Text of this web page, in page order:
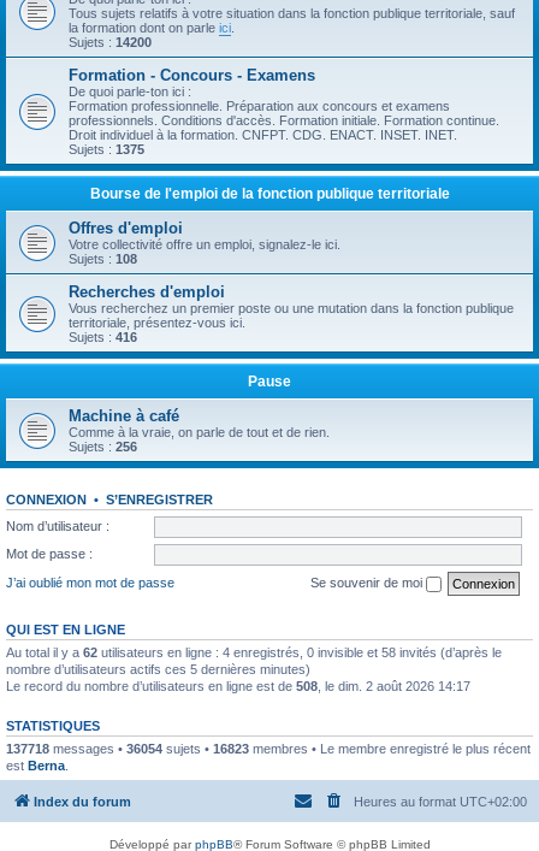
Tous sujets relatifs à votre situation dans la fonction publique territoriale, sauf
la formation dont on parle ici
Sujets : 14200
Formation - Concours - Examens
De quoi parle-ton ici :
Formation professionnelle. Préparation aux concours et examens
professionnels. Conditions d'accès. Formation initiale. Formation continue.
Droit individuel à la formation. CNFPT. CDG. ENACT. INSET. INET.
Sujets : 1375
Bourse de l'emploi de la fonction publique territoriale
Offres d'emploi
Votre collectivité offre un emploi, signalez-le ici.
Sujets : 108
Recherches d'emploi
Vous recherchez un premier poste ou une mutation dans la fonction publique
territoriale, présentez-vous ici.
Sujets : 416
Pause
Machine à café
Comme à la vraie, on parle de tout et de rien.
Sujets : 256
CONNEXION • S’ENREGISTRER
Nom d’utilisateur :
Mot de passe :
J’ai oublié mon mot de passe
Se souvenir de moi
QUI EST EN LIGNE
Au total il y a 62 utilisateurs en ligne : 4 enregistrés, 0 invisible et 58 invités (d’après le
nombre d’utilisateurs actifs ces 5 dernières minutes)
Le record du nombre d’utilisateurs en ligne est de 508 , le dim. 2 août 2026 14:17
STATISTIQUES
137718 messages • 36054 sujets • 16823 membres • Le membre enregistré le plus récent
est Berna
Index du forum Heures au format UTC+02:00
Développé parphpBB® Forum Software © phpBB Limited